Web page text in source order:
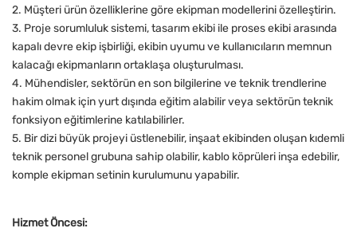
2. Müşteri ürün özelliklerine göre ekipman modellerini özelleştirin.
3. Proje sorumluluk sistemi, tasarım ekibi ile proses ekibi arasında
kapalı devre ekip işbirliği, ekibin uyumu ve kullanıcıların memnun
kalacağı ekipmanların ortaklaşa oluşturulması.
4. Mühendisler, sektörün en son bilgilerine ve teknik trendlerine
hakim olmak için yurt dışında eğitim alabilir veya sektörün teknik
fonksiyon eğitimlerine katılabilirler.
5. Bir dizi büyük projeyi üstlenebilir, inşaat ekibinden oluşan kıdemli
teknik personel grubuna sahip olabilir, kablo köprüleri inşa edebilir,
komple ekipman setinin kurulumunu yapabilir.
Hizmet Öncesi: